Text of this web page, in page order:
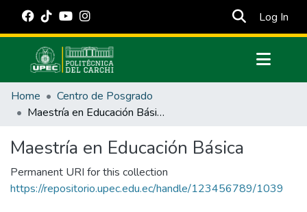
Log In
Communities & Collections
All of DSpace
Estadísticas Externas
Manuales
Home
Centro de Posgrado
Maestría en Educación Básica
Maestría en Educación Básica
Permanent URI for this collection
https://repositorio.upec.edu.ec/handle/123456789/1039